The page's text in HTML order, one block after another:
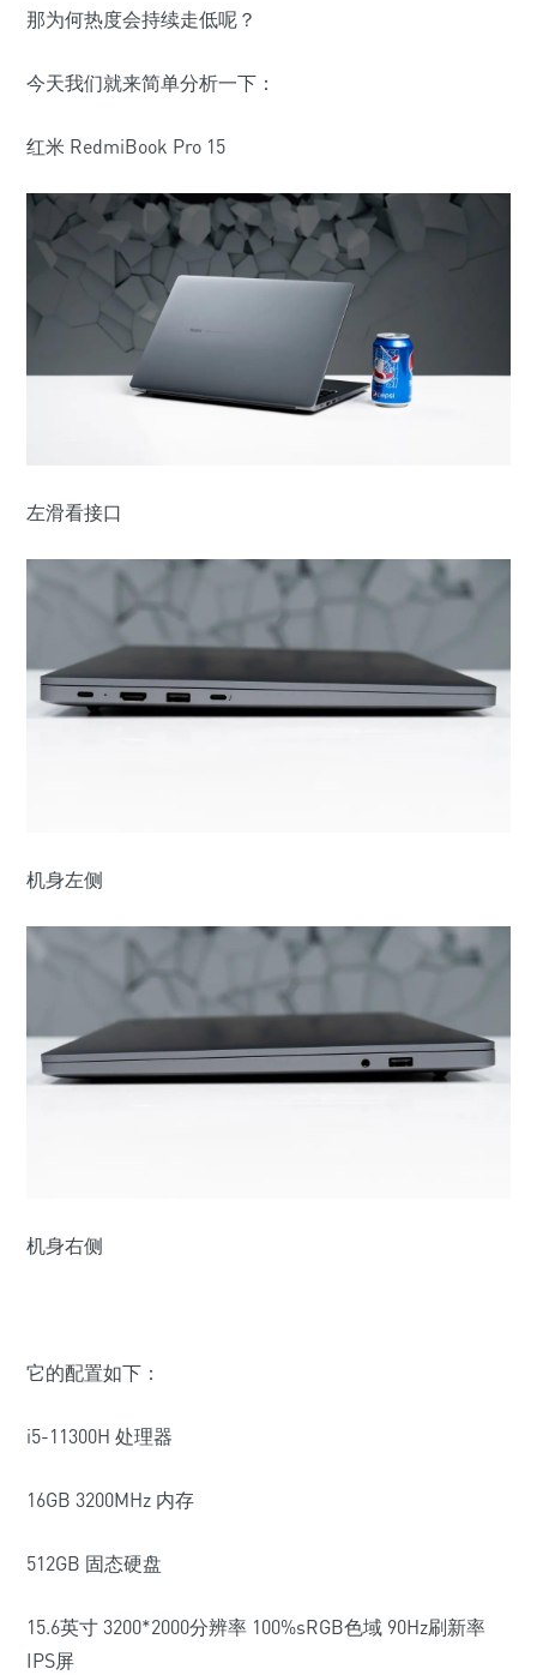
那为何热度会持续走低呢？
今天我们就来简单分析一下：
红米 RedmiBook Pro 15
左滑看接口
机身左侧
机身右侧
它的配置如下：
i5-11300H 处理器
16GB 3200MHz 内存
512GB 固态硬盘
15.6英寸 3200*2000分辨率 100%sRGB色域 90Hz刷新率
IPS屏